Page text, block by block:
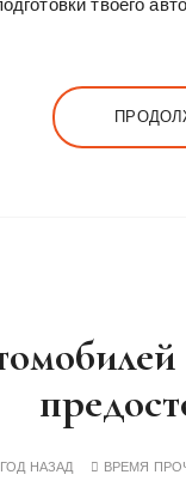
твоего
ГОД НАЗАД ВРЕМЯ